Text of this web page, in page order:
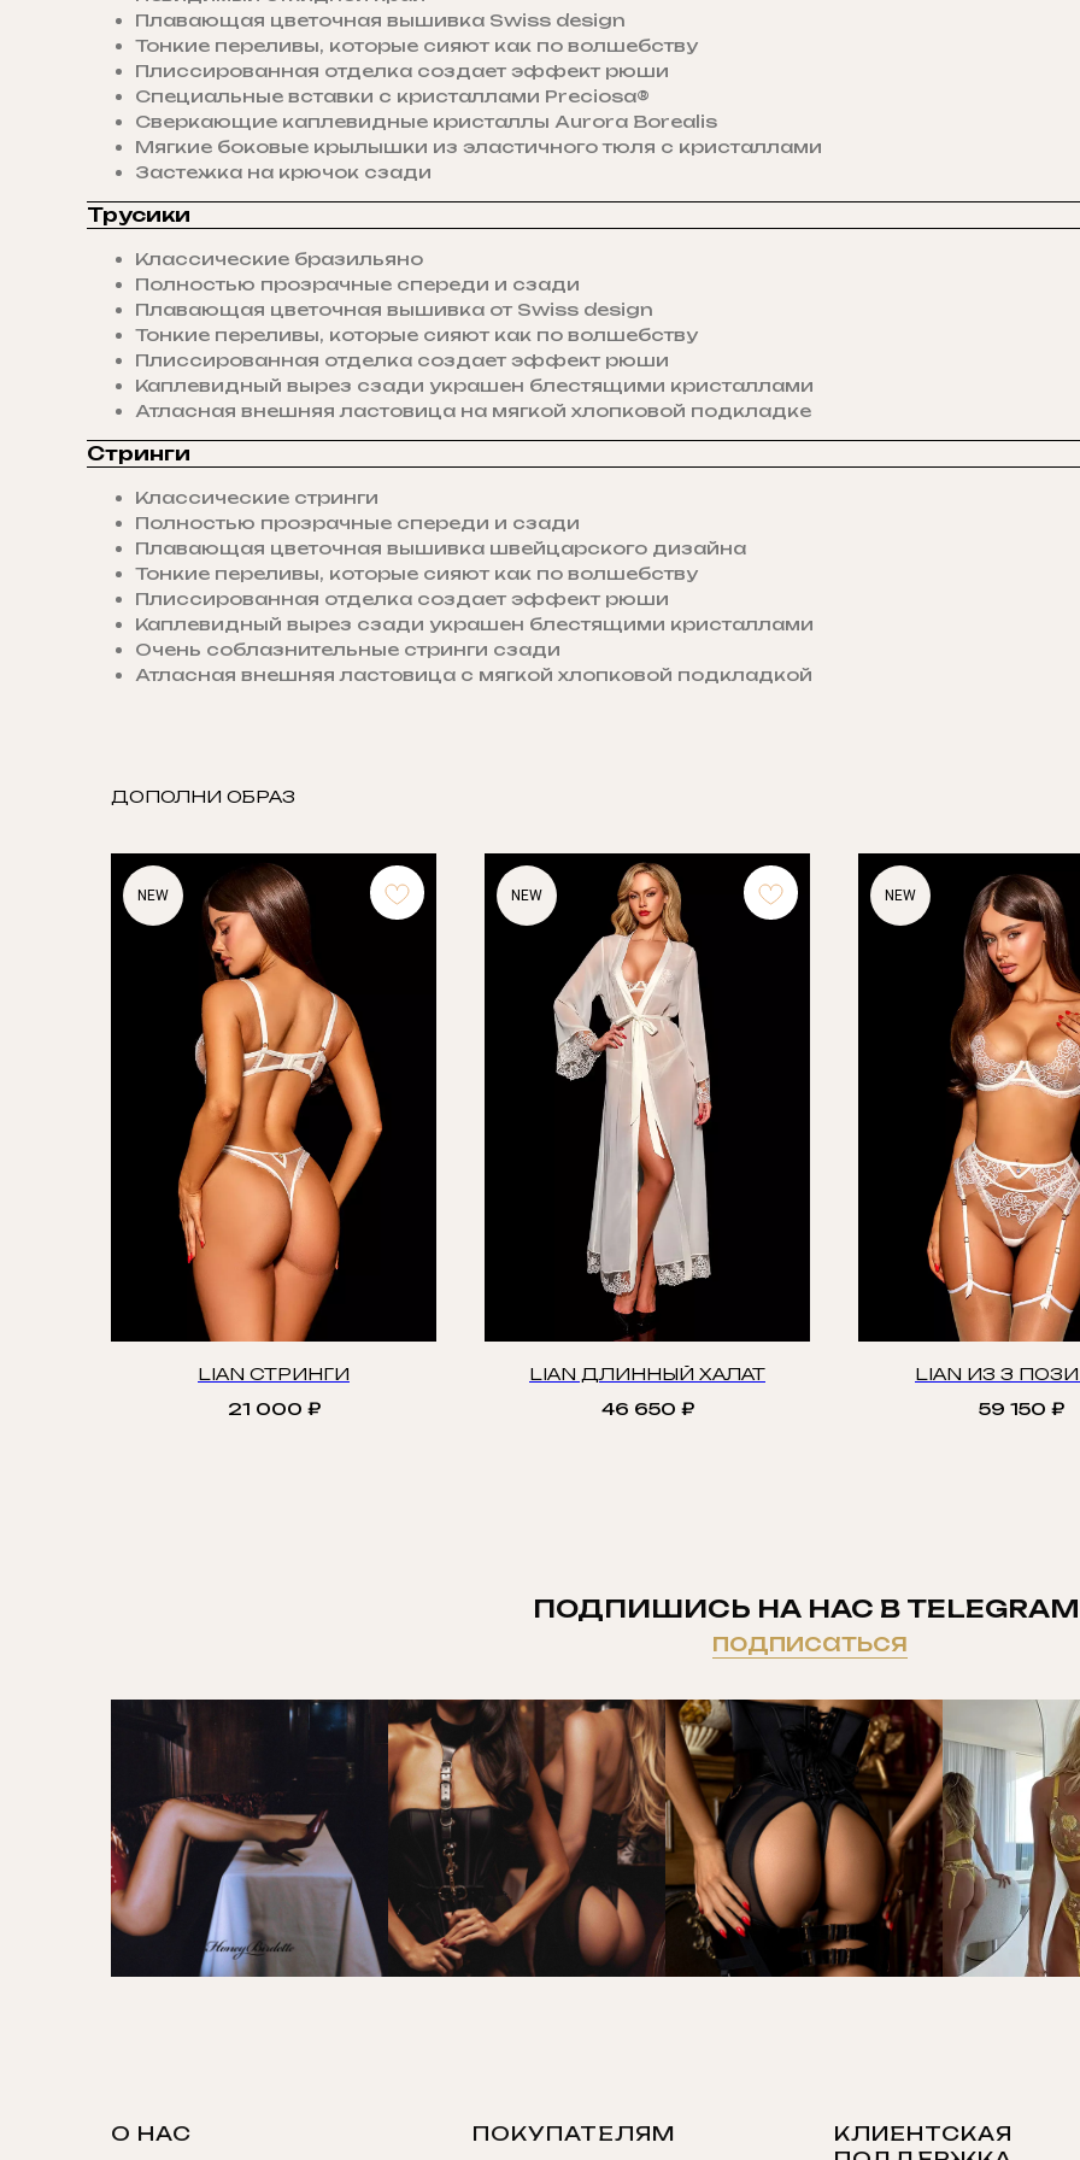
Плавающая цветочная вышивка Swiss design
Тонкие переливы, которые сияют как по волшебству
Плиссированная отделка создает эффект рюши
Специальные вставки с кристаллами Preciosa®
Сверкающие каплевидные кристаллы Aurora Borealis
Мягкие боковые крылышки из эластичного тюля с кристаллами
Застежка на крючок сзади
Трусики
Классические бразильяно
Полностью прозрачные спереди и сзади
Плавающая цветочная вышивка от Swiss design
Тонкие переливы, которые сияют как по волшебству
Плиссированная отделка создает эффект рюши
Каплевидный вырез сзади украшен блестящими кристаллами
Атласная внешняя ластовица на мягкой хлопковой подкладке
Стринги
Классические стринги
Полностью прозрачные спереди и сзади
Плавающая цветочная вышивка швейцарского дизайна
Тонкие переливы, которые сияют как по волшебству
Плиссированная отделка создает эффект рюши
Каплевидный вырез сзади украшен блестящими кристаллами
Очень соблазнительные стринги сзади
Атласная внешняя ластовица с мягкой хлопковой подкладкой
ДОПОЛНИ ОБРАЗ
NEW
LIAN СТРИНГИ
21 000 ₽
NEW
LIAN ДЛИННЫЙ ХАЛАТ
46 650 ₽
NEW
LIAN ИЗ 3
59 150 ₽
ПОДПИШИСЬ НА НАС В
подписаться
О НАС ПОКУПАТЕЛЯМ
КЛИЕНТСКАЯ